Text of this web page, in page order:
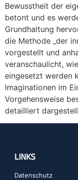
Bewusstheit der
betont und es
Grundhaltung
die Methode „der
vorgestellt und
veranschaulicht,
eingesetzt werden
Imaginationen im
Vorgehensweise
detailliert
LINKS
Datenschutz